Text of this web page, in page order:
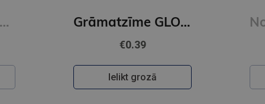
A Court of Wings and Ruin : 3 Grāmatzīme GLOBUSS - Citroni
€0.39
Ielikt grozā